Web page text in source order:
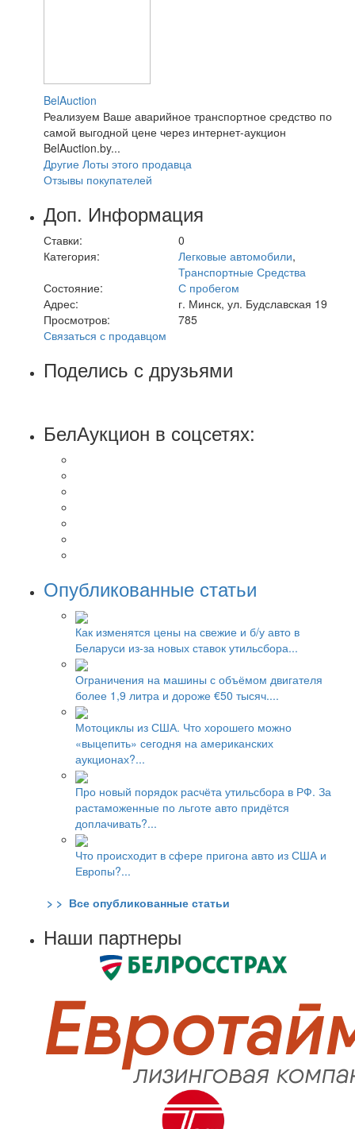
BelAuction
Реализуем Ваше аварийное транспортное средство по
самой выгодной цене через интернет-аукцион
BelAuction.by...
Другие Лоты этого продавца
Отзывы покупателей
Доп. Информация
Ставки:
0
Категория:
Легковые автомобили,
Транспортные Средства
Состояние:
С пробегом
Адрес:
г. Минск, ул. Будславская 19
Просмотров:
785
Связаться с продавцом
Поделись с друзьями
БелАукцион в соцсетях:
Опубликованные статьи
Как изменятся цены на свежие и б/у авто в
Беларуси из-за новых ставок утильсбора...
Ограничения на машины с объёмом двигателя
более 1,9 литра и дороже €50 тысяч....
Мотоциклы из США. Что хорошего можно
«выцепить» сегодня на американских
аукционах?...
Про новый порядок расчёта утильсбора в РФ. За
растаможенные по льготе авто придётся
доплачивать?...
Что происходит в сфере пригона авто из США и
Европы?...
> > Все опубликованные статьи
Наши партнеры